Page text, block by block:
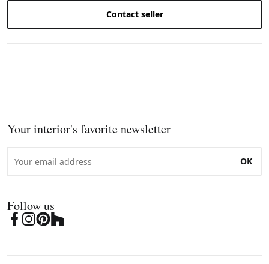
Contact seller
Your interior's favorite newsletter
OK
Follow us